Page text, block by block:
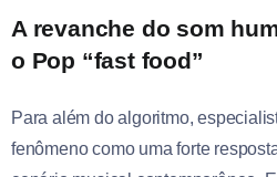
A revanche do som
o Pop “fast food”
Para além do algoritmo,
fenômeno como uma forte